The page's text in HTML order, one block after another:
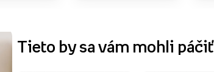
Tieto by sa vám mohli páčiť